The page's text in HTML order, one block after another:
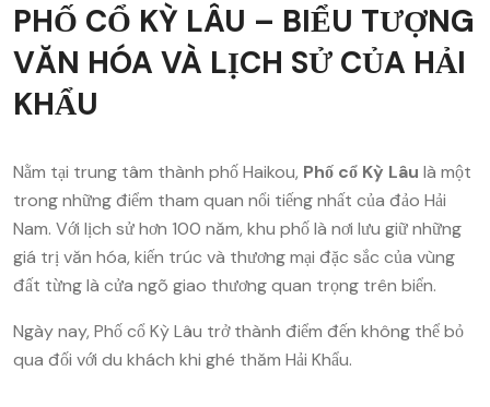
PHỐ CỔ KỲ LÂU – BIỂU TƯỢNG
VĂN HÓA VÀ LỊCH SỬ CỦA HẢI
KHẨU
Nằm tại trung tâm thành phốHaikou, Phố cổ Kỳ Lâu là một
trong những điểm tham quan nổi tiếng nhất của đảo Hải
Nam. Với lịch sử hơn 100 năm, khu phố là nơi lưu giữ những
giá trị văn hóa, kiến trúc và thương mại đặc sắc của vùng
đất từng là cửa ngõ giao thương quan trọng trên biển.
Ngày nay, Phố cổ Kỳ Lâu trở thành điểm đến không thể bỏ
qua đối với du khách khi ghé thăm Hải Khẩu.